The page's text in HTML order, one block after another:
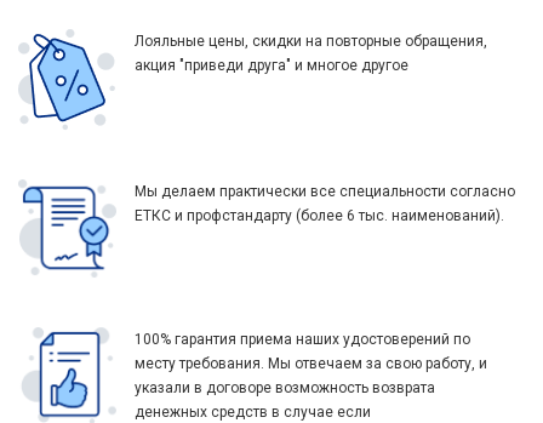
Лояльные цены, скидки на повторные обращения,
акция "приведи друга" и многое другое
Мы делаем практически все специальности согласно
ЕТКС и профстандарту (более 6 тыс. наименований).
100% гарантия приема наших удостоверений по
месту требования. Мы отвечаем за свою работу, и
указали в договоре возможность возврата
денежных средств в случае если